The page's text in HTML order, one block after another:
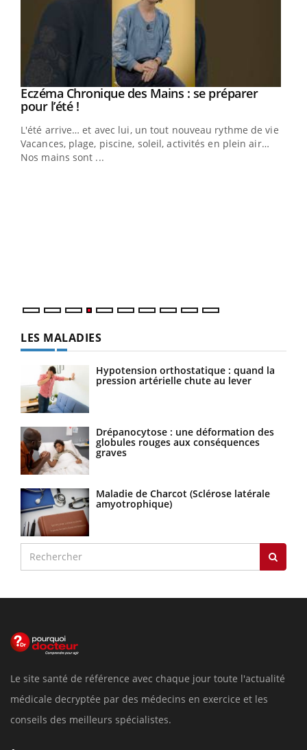
Youtube
Eczéma Chronique des Mains : se préparer
pour l’été !Youtube
L'été arrive… et avec lui, un tout nouveau rythme de vie !
Vacances, plage, piscine, soleil, activités en plein air…
Nos mains sont ...
LES MALADIES
Hypotension orthostatique : quand la
pression artérielle chute au lever
Drépanocytose : une déformation des
globules rouges aux conséquences
graves
Maladie de Charcot (Sclérose latérale
amyotrophique)
Le site santé de référence avec chaque jour toute l'actualité
médicale decryptée par des médecins en exercice et les
conseils des meilleurs spécialistes.